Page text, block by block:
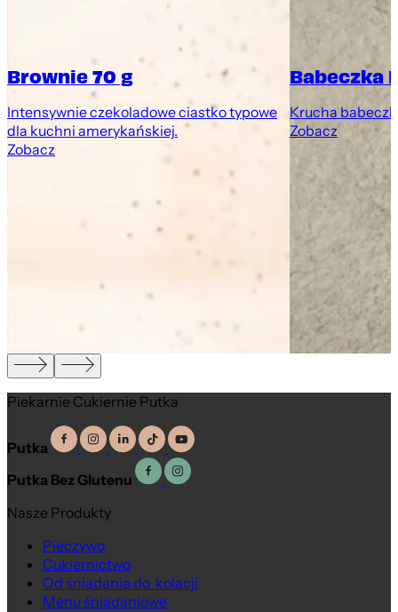
Brownie 70 g
Intensywnie czekoladowe ciastko typowe
dla kuchni amerykańskiej.
Zobacz
Babeczka
Krucha
Zobacz
Piekarnie Cukiernie Putka
Putka
Putka Bez Glutenu
Nasze Produkty
Pieczywo
Cukiernictwo
Od śniadania do kolacji
Menu śniadaniowe